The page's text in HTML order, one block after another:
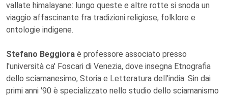
vallate himalayane: lungo queste e altre rotte si snoda un
viaggio affascinante fra tradizioni religiose, folklore e
ontologie indigene.
Stefano Beggiora è professore associato presso
l'università ca' Foscari di Venezia, dove insegna Etnografia
dello sciamanesimo, Storia e Letteratura dell'india. Sin dai
primi anni '90 è specializzato nello studio dello sciamanismo